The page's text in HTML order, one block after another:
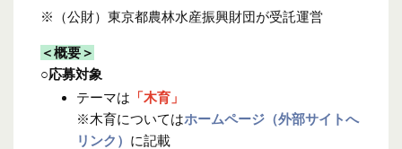
※ （公財）東京都農林水産振興財団が受託運営
＜概要＞
○応募対象
テーマは 「木育」
※木育についてはホームページ（外部サイトへ
リンク） に記載